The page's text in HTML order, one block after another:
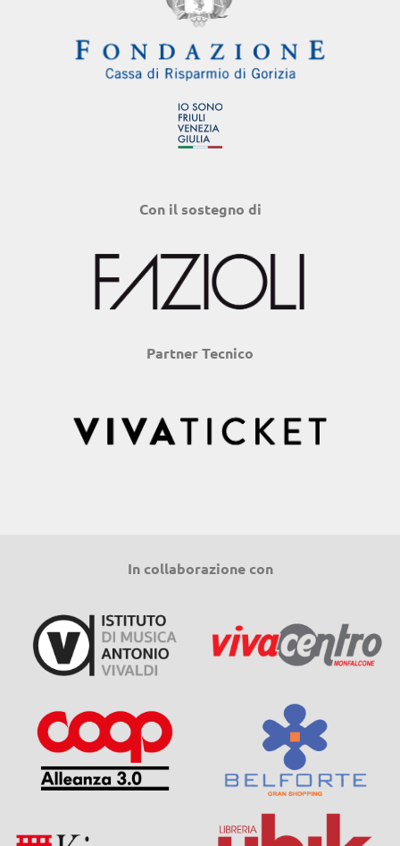
Con il sostegno di
Partner Tecnico
In collaborazione con